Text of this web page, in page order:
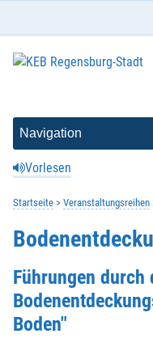
Vorlesen
Startseite Veranstaltungsreihen
Führungen durch
Boden"